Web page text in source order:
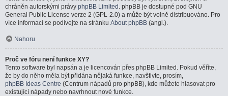
chráněn autorskými právy phpBB Limited . phpBB je dostupné pod GNU
General Public License verze 2 (GPL-2.0) a může být volně distribuováno. Pro
více informací se podívejte na stránku About phpBB (angl.).
Nahoru
Proč ve fóru není funkce XY?
Tento software byl napsán a je licencován přes phpBB Limited. Pokud věříte,
že by do něho měla být přidána nějaká funkce, navštivte, prosím,
phpBB Ideas Centre (Centrum nápadů pro phpBB), kde můžete hlasovat pro
existující nápady nebo navrhnout nové funkce.